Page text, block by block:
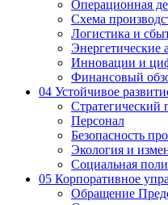
Операционная
Схема
Логистика и
Энергетические
Инновации и
Финансовый
04 Устойчивое
Стратегический
Персонал
Безопасность
Экология и
Социальная
05 Корпоративное
Обращение